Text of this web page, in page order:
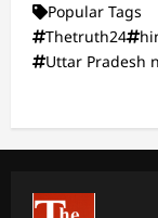
Popular Tags
Thetruth24
Uttar Pradesh